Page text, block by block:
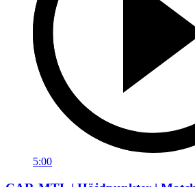
5:00